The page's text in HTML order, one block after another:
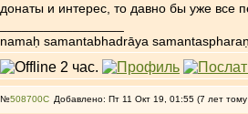
донаты и интерес, то давно бы уже все
namaḥ samantabhadrāya
№508700 Добавлено: Пт 11 Окт 19, 01:55 (7 лет